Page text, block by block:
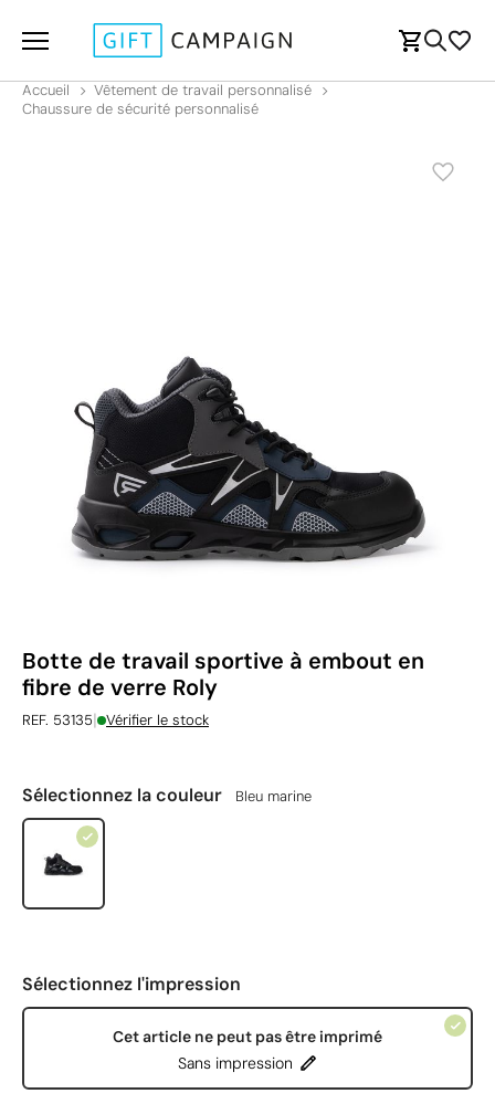
Accueil
Vêtement de travail personnalisé
Chaussure de sécurité personnalisé
Botte de travail sportive à embout en
fibre de verre Roly
REF. 53135| Vérifier le stock
Sélectionnez la couleur Bleu marine
Sélectionnez l'impression
Cet article ne peut pas être imprimé
Sans impression